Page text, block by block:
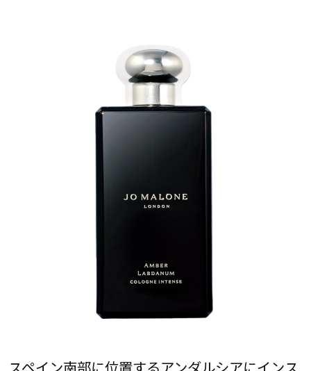
スペイン南部に位置するアンダルシアにインス